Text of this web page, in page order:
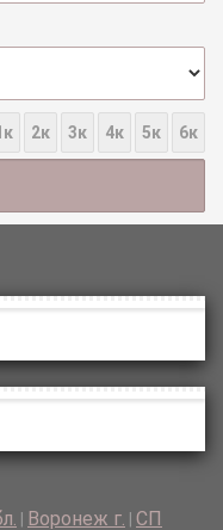
2к 3к 4к 5к 6к
Воронеж г. СП